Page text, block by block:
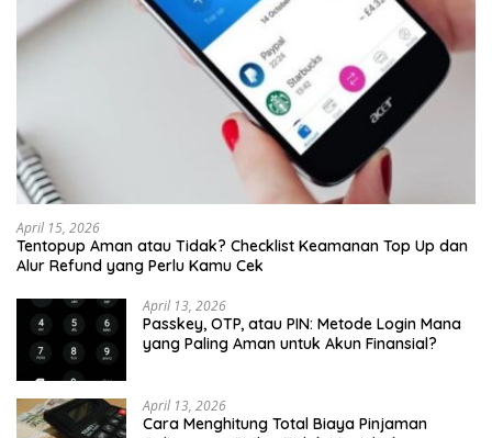
April 15, 2026
Tentopup Aman atau Tidak? Checklist Keamanan Top Up dan
Alur Refund yang Perlu Kamu Cek
April 13, 2026
Passkey, OTP, atau PIN: Metode Login Mana
yang Paling Aman untuk Akun Finansial?
April 13, 2026
Cara Menghitung Total Biaya Pinjaman